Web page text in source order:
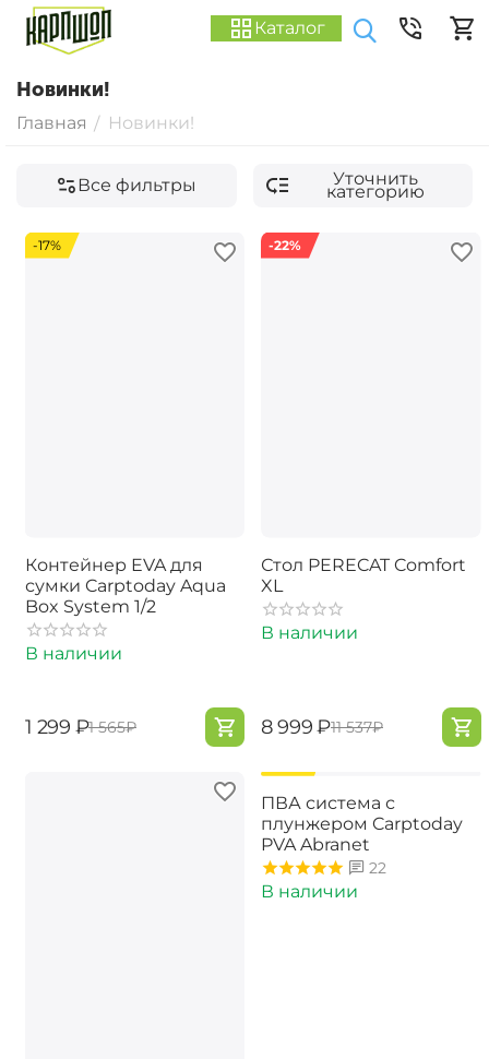
Каталог
Новинки!
Главная / Новинки!
Все фильтры Уточнить
категорию
-17%
Контейнер EVA для
сумки Carptoday Aqua
Box System 1/2
В наличии
‍1 299‍ ₽‍1 565‍₽
-22%
Стол PERECAT Comfort
XL
В наличии
‍8 999‍₽‍11 537‍₽
ПВА система с
плунжером Carptoday
PVA Abranet
22
В наличии